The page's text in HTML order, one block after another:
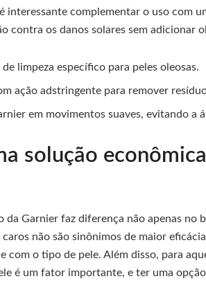
interessante complementar o uso com
contra os danos solares sem adicionar
limpeza específico para peles oleosas.
ação adstringente para remover
em movimentos suaves, evitando a
solução
da Garnier faz diferença não apenas no
não são sinônimos de maior
com o tipo de pele. Além disso, para
é um fator importante, e ter uma